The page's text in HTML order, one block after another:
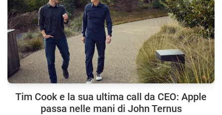
Tim Cook e la sua ultima call da CEO: Apple
passa nelle mani di John Ternus